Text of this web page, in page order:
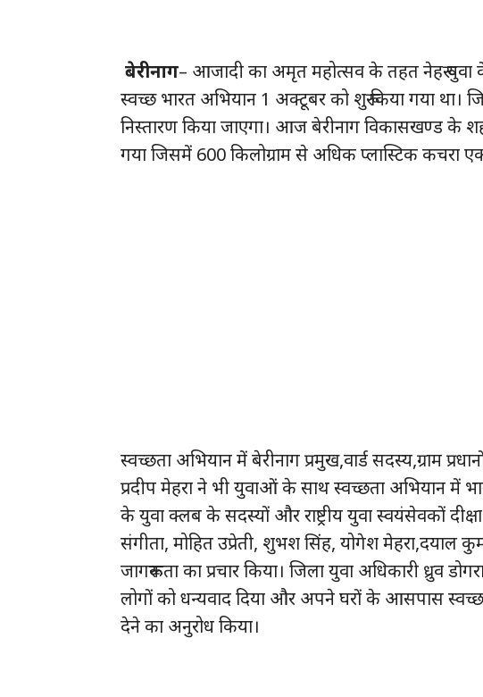
बेरीनाग– आजादी का अमृत महोत्सव के तहत नेहरू युवा
स्वच्छ भारत अभियान 1 अक्टूबर को शुरू किया गया था।
निस्तारण किया जाएगा। आज बेरीनाग विकासखण्ड के
गया जिसमें 600 किलोग्राम से अधिक प्लास्टिक कचरा
स्वच्छता अभियान में बेरीनाग प्रमुख,वार्ड सदस्य,ग्राम
प्रदीप मेहरा ने भी युवाओं के साथ स्वच्छता अभियान में
के युवा क्लब के सदस्यों और राष्ट्रीय युवा स्वयंसेवकों
संगीता, मोहित उप्रेती, शुभश सिंह, योगेश मेहरा,दयाल
जागरूकता का प्रचार किया। जिला युवा अधिकारी ध्रुव
लोगों को धन्यवाद दिया और अपने घरों के आसपास
देने का अनुरोध किया।